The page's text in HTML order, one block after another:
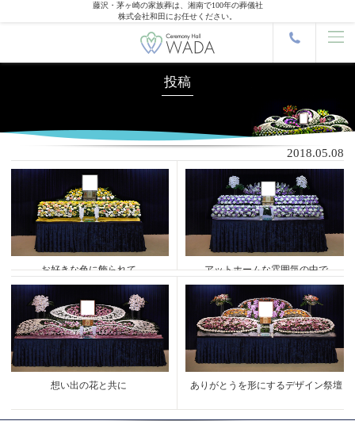
藤沢・茅ヶ崎の家族葬は、湘南で100年の葬儀社
株式会社和田にお任せください。
投稿
2018.05.08
お好きな色に飾られて アットホームな雰囲気の中で
想い出の花と共に ありがとうを形にするデザイン祭壇